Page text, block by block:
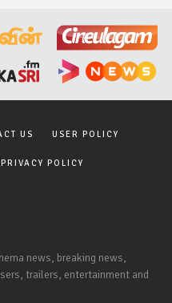
US USER POLICY
PRIVACY POLICY
news, breaking news,
trailers, entertainment and